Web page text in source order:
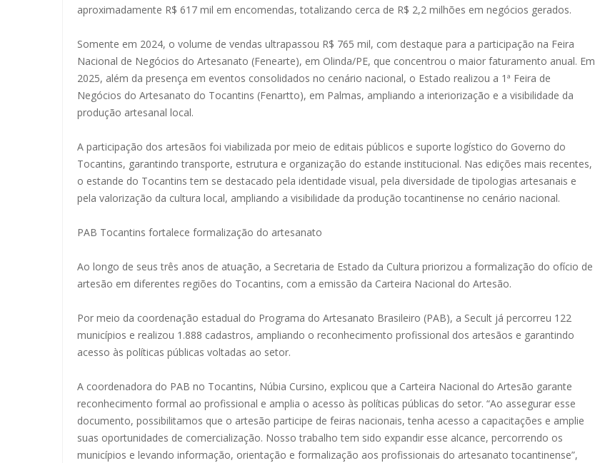
aproximadamente R$ 617 mil em encomendas, totalizando cerca de R$ 2,2 milhões em negócios gerados.
Somente em 2024, o volume de vendas ultrapassou R$ 765 mil, com destaque para a participação na Feira
Nacional de Negócios do Artesanato (Fenearte), em Olinda/PE, que concentrou o maior faturamento anual. Em
2025, além da presença em eventos consolidados no cenário nacional, o Estado realizou a 1ª Feira de
Negócios do Artesanato do Tocantins (Fenartto), em Palmas, ampliando a interiorização e a visibilidade da
produção artesanal local.
A participação dos artesãos foi viabilizada por meio de editais públicos e suporte logístico do Governo do
Tocantins, garantindo transporte, estrutura e organização do estande institucional. Nas edições mais recentes,
o estande do Tocantins tem se destacado pela identidade visual, pela diversidade de tipologias artesanais e
pela valorização da cultura local, ampliando a visibilidade da produção tocantinense no cenário nacional.
PAB Tocantins fortalece formalização do artesanato
Ao longo de seus três anos de atuação, a Secretaria de Estado da Cultura priorizou a formalização do ofício de
artesão em diferentes regiões do Tocantins, com a emissão da Carteira Nacional do Artesão.
Por meio da coordenação estadual do Programa do Artesanato Brasileiro (PAB), a Secult já percorreu 122
municípios e realizou 1.888 cadastros, ampliando o reconhecimento profissional dos artesãos e garantindo
acesso às políticas públicas voltadas ao setor.
A coordenadora do PAB no Tocantins, Núbia Cursino, explicou que a Carteira Nacional do Artesão garante
reconhecimento formal ao profissional e amplia o acesso às políticas públicas do setor. “Ao assegurar esse
documento, possibilitamos que o artesão participe de feiras nacionais, tenha acesso a capacitações e amplie
suas oportunidades de comercialização. Nosso trabalho tem sido expandir esse alcance, percorrendo os
municípios e levando informação, orientação e formalização aos profissionais do artesanato tocantinense”,